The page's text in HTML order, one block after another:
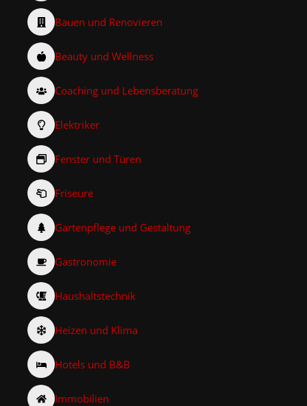
Bauen und Renovieren
Beauty und Wellness
Coaching und Lebensberatung
Elektriker
Fenster und Türen
Friseure
Gartenpflege und Gestaltung
Gastronomie
Haushaltstechnik
Heizen und Klima
Hotels und B&B
Immobilien